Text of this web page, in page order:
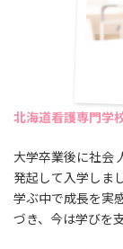
北海道看護専門学
大学卒業後に社会
発起して入学しま
学ぶ中で成長を実
づき、今は学びを